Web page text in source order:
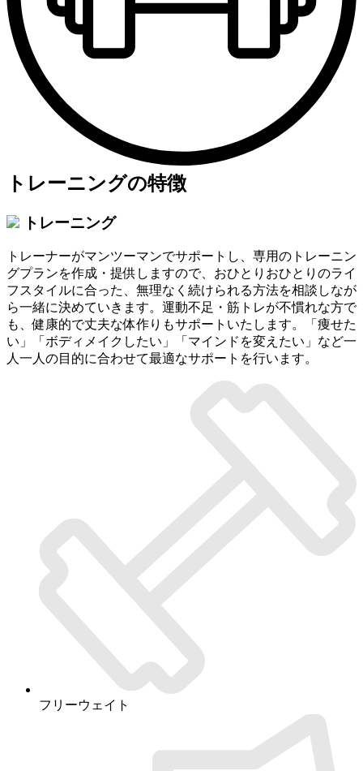
トレーニングの特徴
トレーニング
トレーナーがマンツーマンでサポートし、専用のトレーニン
グプランを作成・提供しますので、おひとりおひとりのライ
フスタイルに合った、無理なく続けられる方法を相談しなが
ら一緒に決めていきます。運動不足・筋トレが不慣れな方で
も、健康的で丈夫な体作りもサポートいたします。「痩せた
い」「ボディメイクしたい」「マインドを変えたい」など一
人一人の目的に合わせて最適なサポートを行います。
フリーウェイト